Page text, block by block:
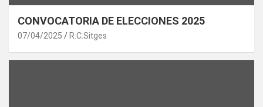
CONVOCATORIA DE ELECCIONES 2025
07/04/2025 R.C.Sitges